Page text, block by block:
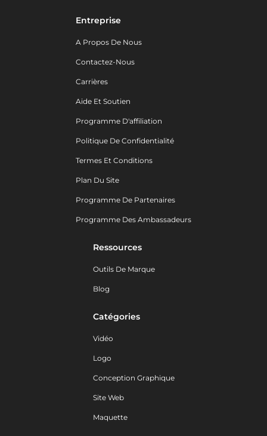
Entreprise
A Propos De Nous
Contactez-Nous
Carrières
Aide Et Soutien
Programme D'affiliation
Politique De Confidentialité
Termes Et Conditions
Plan Du Site
Programme De Partenaires
Programme Des Ambassadeurs
Ressources
Outils De Marque
Blog
Catégories
Vidéo
Logo
Conception Graphique
Site Web
Maquette